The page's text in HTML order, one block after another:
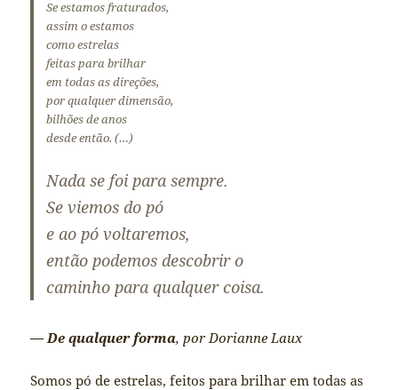
Se estamos fraturados,
assim o estamos
como estrelas
feitas para brilhar
em todas as direções,
por qualquer dimensão,
bilhões de anos
desde então. (…)
Nada se foi para sempre.
Se viemos do pó
e ao pó voltaremos,
então podemos descobrir o
caminho para qualquer coisa.
— De qualquer forma, por Dorianne Laux
Somos pó de estrelas, feitos para brilhar em todas as